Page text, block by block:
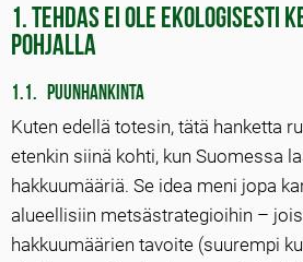
1. Tehdas ei ole ekologisesti
pohjalla
1.1. Puunhankinta
Kuten edellä totesin, tätä hanketta
etenkin siinä kohti, kun Suomessa
hakkuumääriä. Se idea meni jopa
alueellisiin metsästrategioihin –
hakkuumäärien tavoite (suurempi